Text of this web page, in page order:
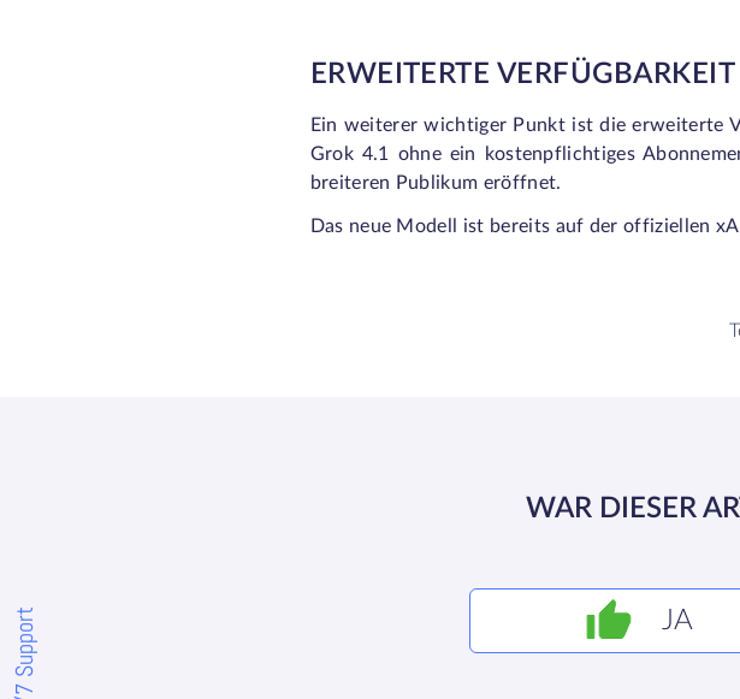
24/7 Support
ERWEITERTE VERFÜGBARKEIT
Ein weiterer wichtiger Punkt ist die erweiterte
Grok 4.1 ohne ein kostenpflichtiges
breiteren Publikum eröffnet.
Das neue Modell ist bereits auf der offiziellen
WAR DIESER
JA